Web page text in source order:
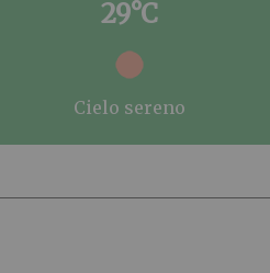
29°C
cielo sereno